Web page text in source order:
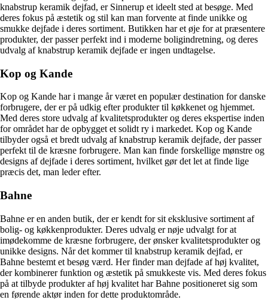
knabstrup keramik dejfad, er Sinnerup et ideelt sted at besøge. Med
deres fokus på æstetik og stil kan man forvente at finde unikke og
smukke dejfade i deres sortiment. Butikken har et øje for at præsentere
produkter, der passer perfekt ind i moderne boligindretning, og deres
udvalg af knabstrup keramik dejfade er ingen undtagelse.
Kop og Kande
Kop og Kande har i mange år været en populær destination for danske
forbrugere, der er på udkig efter produkter til køkkenet og hjemmet.
Med deres store udvalg af kvalitetsprodukter og deres ekspertise inden
for området har de opbygget et solidt ry i markedet. Kop og Kande
tilbyder også et bredt udvalg af knabstrup keramik dejfade, der passer
perfekt til de kræsne forbrugere. Man kan finde forskellige mønstre og
designs af dejfade i deres sortiment, hvilket gør det let at finde lige
præcis det, man leder efter.
Bahne
Bahne er en anden butik, der er kendt for sit eksklusive sortiment af
bolig- og køkkenprodukter. Deres udvalg er nøje udvalgt for at
imødekomme de kræsne forbrugere, der ønsker kvalitetsprodukter og
unikke designs. Når det kommer til knabstrup keramik dejfad, er
Bahne bestemt et besøg værd. Her finder man dejfade af høj kvalitet,
der kombinerer funktion og æstetik på smukkeste vis. Med deres fokus
på at tilbyde produkter af høj kvalitet har Bahne positioneret sig som
en førende aktør inden for dette produktområde.